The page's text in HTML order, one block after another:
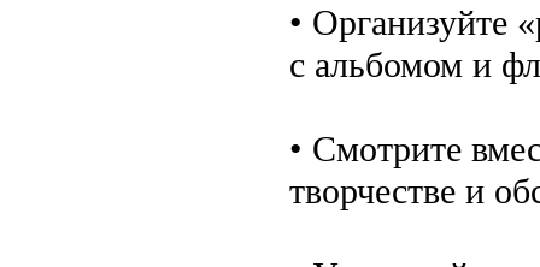
• Организуйте
с альбомом и
• Смотрите
творчестве и